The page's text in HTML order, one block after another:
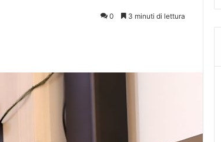
0 3 minuti di lettura